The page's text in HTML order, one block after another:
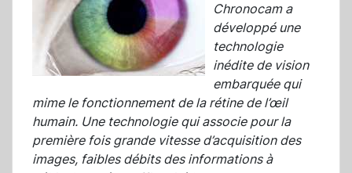
Chronocam a
développé une
technologie
inédite de vision
embarquée qui
mime le fonctionnement de la rétine de l’œil
humain. Une technologie qui associe pour la
première fois grande vitesse d’acquisition des
images, faibles débits des informations à